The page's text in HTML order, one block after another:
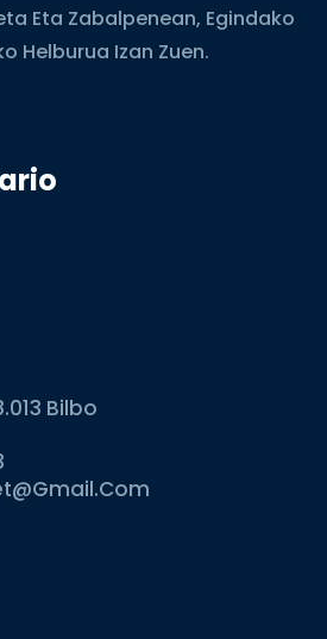
Eta Zabalpenean, Egindako
Helburua Izan Zuen.
Bilbo